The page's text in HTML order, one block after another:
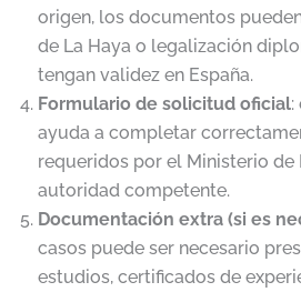
origen, los documentos
de La Haya o legalización
tengan validez en España.
Formulario de solicitud oficial:
ayuda a completar
requeridos por el Ministerio de
autoridad competente.
Documentación extra (si es
casos puede ser necesario
estudios, certificados de